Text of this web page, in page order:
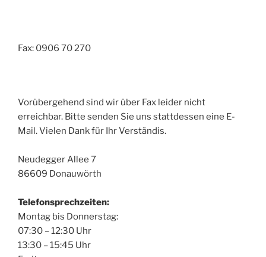
Fax: 0906 70 270
Vorübergehend sind wir über Fax leider nicht
erreichbar. Bitte senden Sie uns stattdessen eine E-
Mail. Vielen Dank für Ihr Verständis.
Neudegger Allee 7
86609 Donauwörth
Telefonsprechzeiten:
Montag bis Donnerstag:
07:30 – 12:30 Uhr
13:30 – 15:45 Uhr